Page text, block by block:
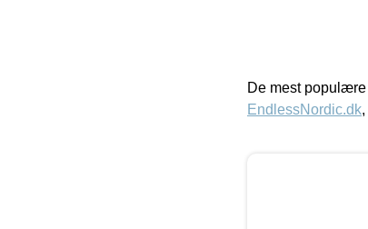
De mest
EndlessNordic.dk